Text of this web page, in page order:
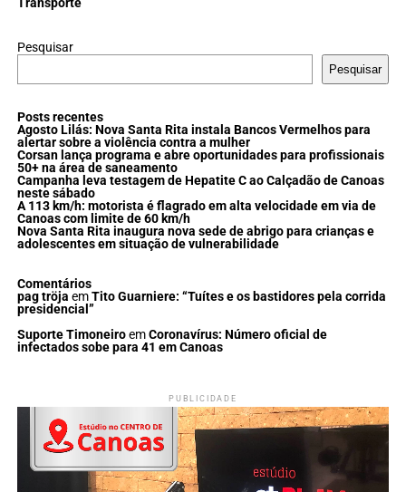
Pesquisar
Pesquisar
Posts recentes
Agosto Lilás: Nova Santa Rita instala Bancos Vermelhos para
alertar sobre a violência contra a mulher
Corsan lança programa e abre oportunidades para profissionais
50+ na área de saneamento
Campanha leva testagem de Hepatite C ao Calçadão de Canoas
neste sábado
A 113 km/h: motorista é flagrado em alta velocidade em via de
Canoas com limite de 60 km/h
Nova Santa Rita inaugura nova sede de abrigo para crianças e
adolescentes em situação de vulnerabilidade
Comentários
pag tröja emTito Guarniere: “Tuítes e os bastidores pela corrida
presidencial”
Suporte TimoneiroemCoronavírus: Número oficial de
infectados sobe para 41 em Canoas
PUBLICIDADE